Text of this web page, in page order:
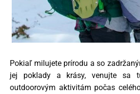
Pokiaľ milujete prírodu a so
jej poklady a krásy, venujte sa
outdoorovým aktivitám počas